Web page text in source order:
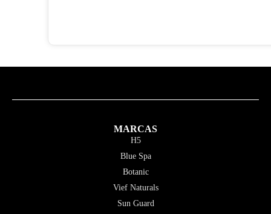
MARCAS
H5
Blue Spa
Botanic
Vief Naturals
Sun Guard